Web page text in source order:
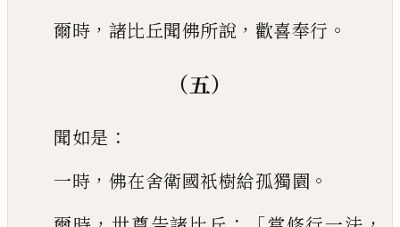
爾時 ， 諸比丘聞佛所說 ， 歡喜奉行 。
（五）
聞如是 ：
一時 ， 佛在舍衛國祇樹給孤獨園 。